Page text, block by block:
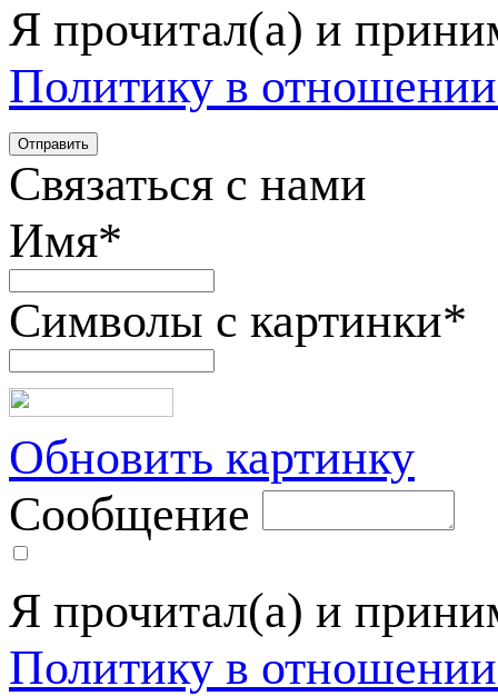
Я прочитал(а) и
Политику в
Связаться с нами
Имя*
Символы с картинки*
Обновить картинку
Сообщение
Я прочитал(а) и
Политику в